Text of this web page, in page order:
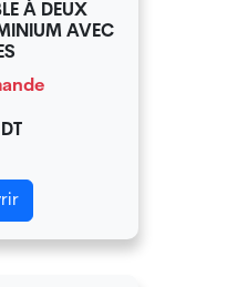
À DEUX
AVEC